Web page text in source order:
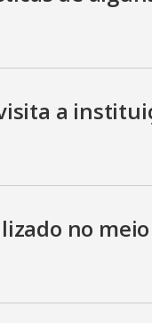
i
d
e
o
a
no